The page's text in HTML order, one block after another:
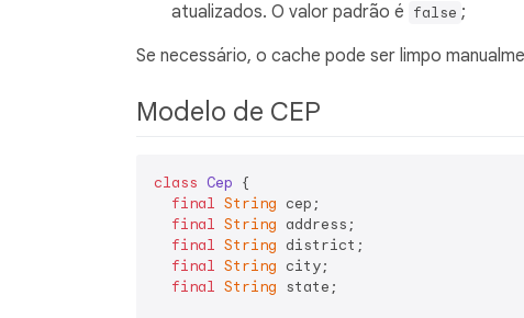
atualizados. O valor padrão é false ;
Se necessário, o cache pode ser limpo
Modelo de CEP
class Cep {
final String cep;
final String address;
final String district;
final String city;
final String state;